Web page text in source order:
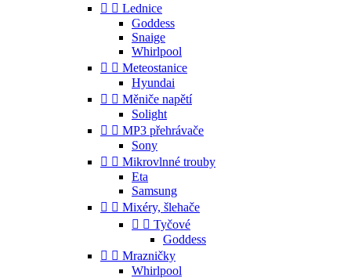
  Lednice
Goddess
Snaige
Whirlpool
  Meteostanice
Hyundai
  Měniče napětí
Solight
  MP3 přehrávače
Sony
  Mikrovlnné trouby
Eta
Samsung
  Mixéry, šlehače
  Tyčové
Goddess
  Mrazničky
Whirlpool